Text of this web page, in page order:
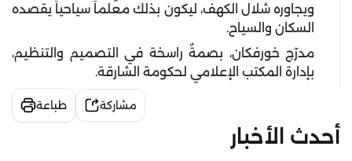
ويجاوره شلال الكهف، ليكون بذلك معلماً سياحياً يقصده
السكان والسياح.
مدرّج خورفكان، بصمةٌ راسخة في التصميم والتنظيم،
بإدارة المكتب الإعلامي لحكومة الشارقة.
مشاركة طباعة
أحدث الأخبار